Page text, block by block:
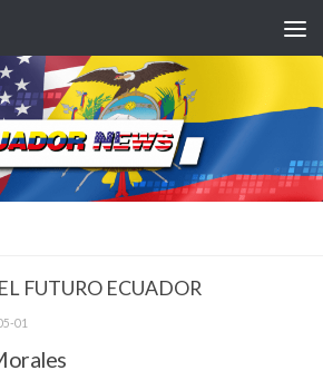
FUTURO ECUADOR
01